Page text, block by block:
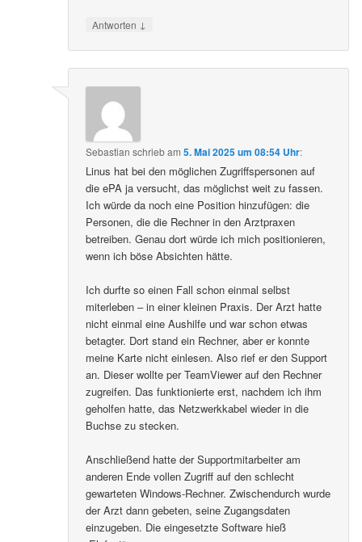
Antworten ↓
Sebastian schriebam5. Mai 2025 um 08:54 Uhr:
Linus hat bei den möglichen Zugriffspersonen auf
die ePA ja versucht, das möglichst weit zu fassen.
Ich würde da noch eine Position hinzufügen: die
Personen, die die Rechner in den Arztpraxen
betreiben. Genau dort würde ich mich positionieren,
wenn ich böse Absichten hätte.
Ich durfte so einen Fall schon einmal selbst
miterleben – in einer kleinen Praxis. Der Arzt hatte
nicht einmal eine Aushilfe und war schon etwas
betagter. Dort stand ein Rechner, aber er konnte
meine Karte nicht einlesen. Also rief er den Support
an. Dieser wollte per TeamViewer auf den Rechner
zugreifen. Das funktionierte erst, nachdem ich ihm
geholfen hatte, das Netzwerkkabel wieder in die
Buchse zu stecken.
Anschließend hatte der Supportmitarbeiter am
anderen Ende vollen Zugriff auf den schlecht
gewarteten Windows-Rechner. Zwischendurch wurde
der Arzt dann gebeten, seine Zugangsdaten
einzugeben. Die eingesetzte Software hieß